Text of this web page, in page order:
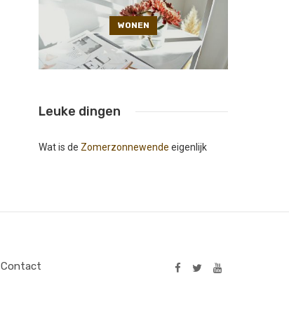
WONEN
Leuke dingen
Wat is de Zomerzonnewende eigenlijk
Contact